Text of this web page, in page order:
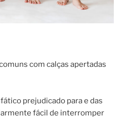
com calças apertadas
prejudicado para e das
fácil de interromper